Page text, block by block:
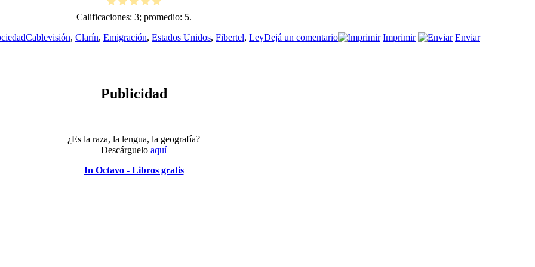
Calificaciones: 3; promedio: 5.
Etiquetas
Cablevisión, Clarín, Emigración, Estados Unidos, Fibertel, LeyDejá un comentarioen
Imprimir Enviar
Publicidad
¿Es la raza, la lengua, la geografía?
Descárguelo aquí
In Octavo - Libros gratis